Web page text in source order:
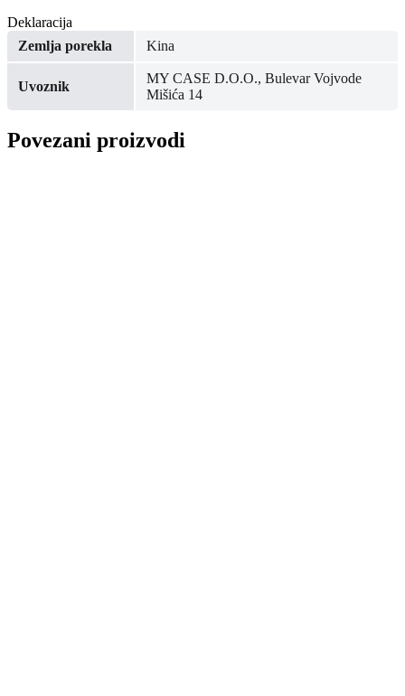
Deklaracija
Zemlja porekla
Kina
Uvoznik
MY CASE D.O.O., Bulevar Vojvode
Mišića 14
Povezani proizvodi